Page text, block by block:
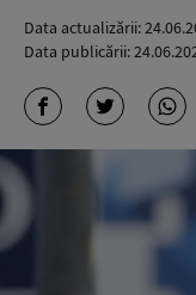
Data actualizării:
Data publicării: